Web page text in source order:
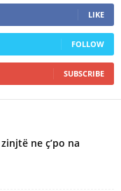
LIKE
FOLLOW
SUBSCRIBE
ne ç’po na